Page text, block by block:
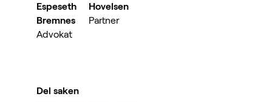
Espeseth
Bremnes
Advokat
Hovelsen
Partner
Del saken